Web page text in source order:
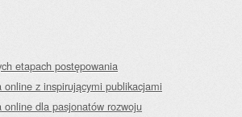
etapach postępowania
z inspirującymi publikacjami
online dla pasjonatów rozwoju